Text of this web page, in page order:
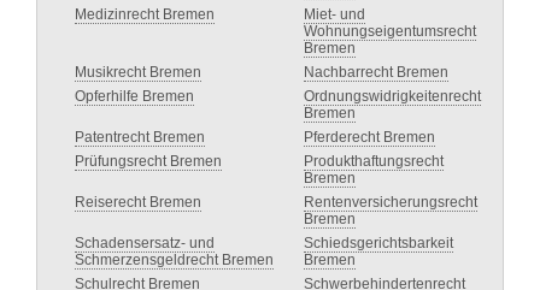
Medizinrecht Bremen
Miet- und
Wohnungseigentumsrecht
Bremen
Musikrecht Bremen
Nachbarrecht Bremen
Opferhilfe Bremen
Ordnungswidrigkeitenrecht
Bremen
Patentrecht Bremen
Pferderecht Bremen
Prüfungsrecht Bremen
Produkthaftungsrecht
Bremen
Reiserecht Bremen
Rentenversicherungsrecht
Bremen
Schadensersatz- und
Schmerzensgeldrecht Bremen
Schiedsgerichtsbarkeit
Bremen
Schulrecht Bremen
Schwerbehindertenrecht